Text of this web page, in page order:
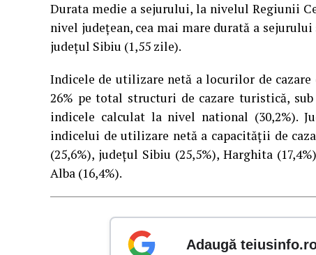
Durata medie a sejurului, la nivelul Regiunii
nivel judeţean, cea mai mare durată a
judeţul Sibiu (1,55 zile).
Indicele de utilizare netă a locurilor de
26% pe total structuri de cazare turistică,
indicele calculat la nivel national (30,2%).
indicelui de utilizare netă a capacităţii de
(25,6%), județul Sibiu (25,5%), Harghita
Alba (16,4%).
Adaugă